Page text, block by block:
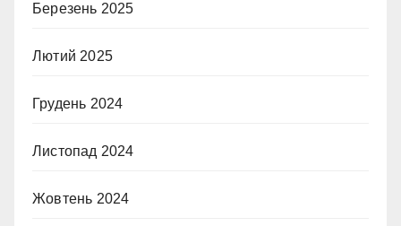
Березень 2025
Лютий 2025
Грудень 2024
Листопад 2024
Жовтень 2024